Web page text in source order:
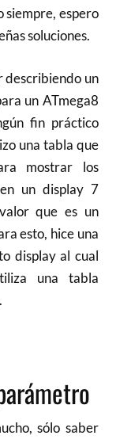
siempre, espero
soluciones.
describiendo un
un ATmega8
fin práctico
una tabla que
mostrar los
un display 7
que es un
esto, hice una
display al cual
una tabla
sólo saber